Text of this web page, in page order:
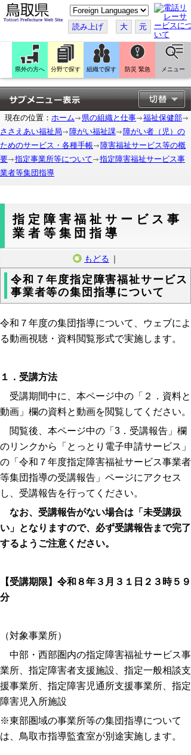
こ
の
ペ
ー
ジ
翻
訳
す
る
読み上げ 大 元
県外の方へ 分野で探す 組織で探す 防災 緊急 メニュー
現在の位置： ホーム 県の組織と仕事
福祉保健部
ささえあい福祉局
障がい福祉課
障がい者（児）の
ためのサービス・各種手帳
障害福祉サービス等の概
要
指定事業所等について
指定障害福祉サービス事
業者等集団指導
指定障害福祉サービス事
業者等集団指導
もどる ｜
令和７年度指定障害福祉サービス
事業者等の集団指導について
令和７年度の集団指導について、ウェブによ
る動画視聴・資料閲覧形式で実施します。
１．受講方法
受講期間中に、本ページ中の「２．資料と
動画」欄の資料と動画を閲覧してください。
閲覧後、本ページ中の「3．受講報告」欄
のリンクから「とっとり電子申請サービス」
の「令和７年度指定障害福祉サービス事業者
等集団指導の受講報告」ページにアクセス
し、受講報告を行ってください。
なお、受講報告がない場合は「未受講扱
い」となりますので、必ず受講報告まで完了
するようご注意ください。
【受講期限】令和８年３月３１日２３時５９
分
（対象事業所）
中部・西部圏内の指定障害福祉サービス事
業所、指定障害者支援施設、指定一般相談支
援事業所、指定障害児通所支援事業所、指定
障害児入所施設
※東部圏域の事業所等の集団指導について
は、鳥取市指導監査室が別途実施します。